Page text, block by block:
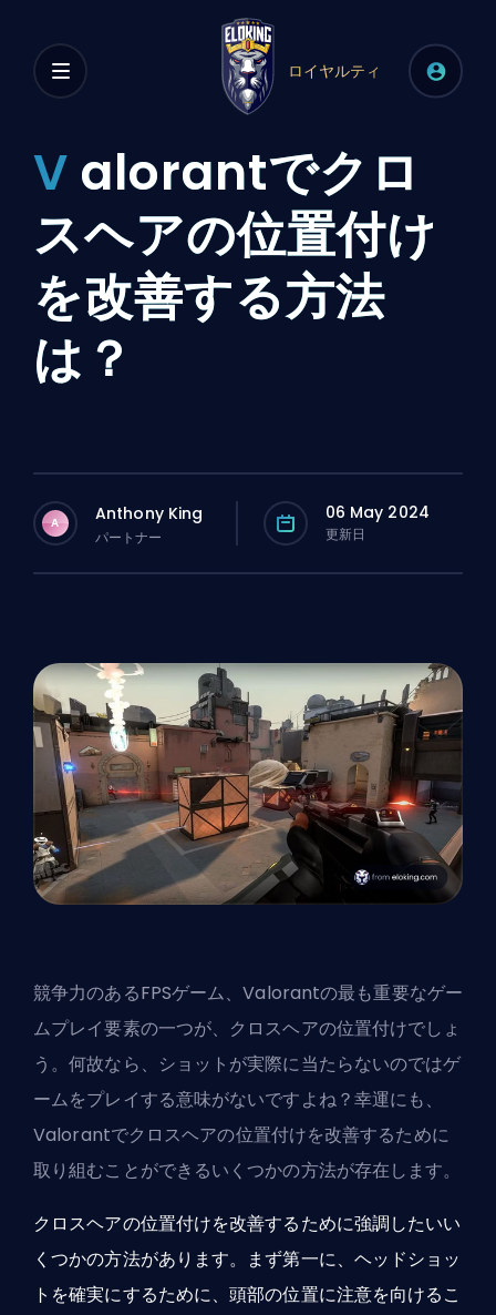
ロイヤルティ
V alorantでクロ
スヘアの位置付け
を改善する方法
は？
A Anthony King
パートナー
06 May 2024
更新日
競争力のあるFPSゲーム、Valorantの最も重要なゲー
ムプレイ要素の一つが、クロスヘアの位置付けでしょ
う。何故なら、ショットが実際に当たらないのではゲ
ームをプレイする意味がないですよね？幸運にも、
Valorantでクロスヘアの位置付けを改善するために
取り組むことができるいくつかの方法が存在します。
クロスヘアの位置付けを改善するために強調したいい
くつかの方法があります。まず第一に、ヘッドショッ
トを確実にするために、頭部の位置に注意を向けるこ